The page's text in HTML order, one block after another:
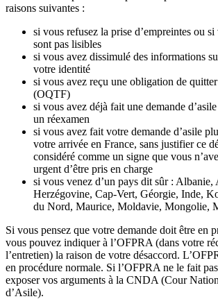
raisons suivantes :
si vous refusez la prise d’empreintes ou
sont pas lisibles
si vous avez dissimulé des informations
votre identité
si vous avez reçu une obligation de
(OQTF)
si vous avez déjà fait une demande
un réexamen
si vous avez fait votre demande d’asile
votre arrivée en France, sans justifier ce
considéré comme un signe que vous
urgent d’être pris en charge
si vous venez d’un pays dit sûr :
Herzégovine, Cap-Vert, Géorgie, Inde,
du Nord, Maurice, Moldavie, Mongolie,
Si vous pensez que votre demande doit être en
vous pouvez indiquer à l’OFPRA (dans votre
l’entretien) la raison de votre désaccord.
en procédure normale. Si l’OFPRA ne le fait
exposer vos arguments à la CNDA (Cour
d’Asile).